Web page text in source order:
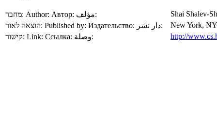
מחבר: Author: Автор: مؤلف:
Shai Shalev-
הוצאה לאור: Published by: Издательство: دار نشر:
New York,
קישור: Link: Ссылка: وصلة: http://